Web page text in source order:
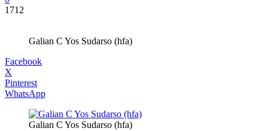
1712
Galian C Yos Sudarso (hfa)
Facebook
X
Pinterest
WhatsApp
Galian C Yos Sudarso (hfa)